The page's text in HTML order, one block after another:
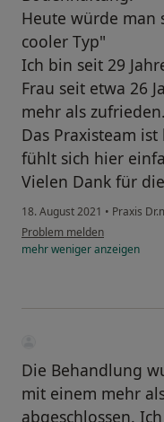
Heute würde man
cooler Typ"
Ich bin seit 29
Frau seit etwa 26
mehr als zufrieden.
Das Praxisteam
fühlt sich hier
Vielen Dank für
18. August 2021 • Praxis
Problem melden
mehrwenigeranzeigen
Die Behandlung
mit einem mehr
abgeschlossen.